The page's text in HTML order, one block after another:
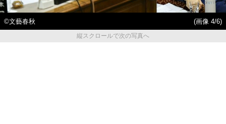
©文藝春秋
(画像 4/6)
縦スクロールで次の写真へ